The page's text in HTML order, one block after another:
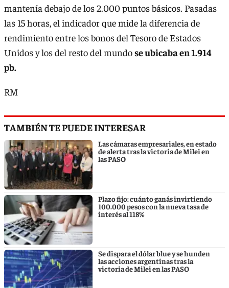
mantenía debajo de los 2.000 puntos básicos. Pasadas
las 15 horas, el indicador que mide la diferencia de
rendimiento entre los bonos del Tesoro de Estados
Unidos y los del resto del mundose ubicaba en 1.914
pb.
RM
TAMBIÉN TE PUEDE INTERESAR
Las cámaras empresariales, en estado
de alerta tras la victoria de Milei en
las PASO
Plazo fijo: cuánto ganás invirtiendo
100.000 pesos con la nueva tasa de
interés al 118%
Se dispara el dólar blue y se hunden
las acciones argentinas tras la
victoria de Milei en las PASO